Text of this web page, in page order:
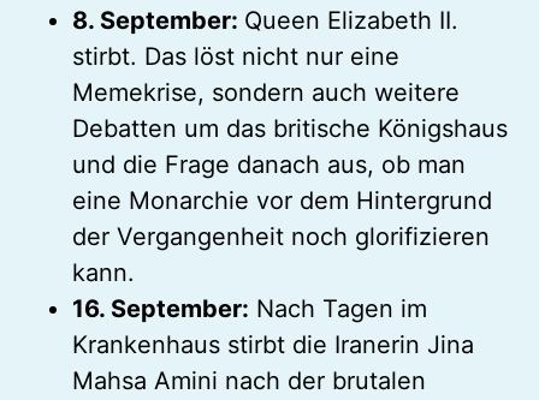
8. September: Queen Elizabeth II.
stirbt. Das löst nicht nur eine
Memekrise, sondern auch weitere
Debatten um das britische Königshaus
und die Frage danach aus, ob man
eine Monarchie vor dem Hintergrund
der Vergangenheit noch glorifizieren
kann.
16. September: Nach Tagen im
Krankenhaus stirbt die Iranerin Jina
Mahsa Amini nach der brutalen